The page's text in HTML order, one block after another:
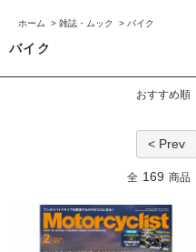
ホーム > 雑誌・ムック > バイク
バイク
おすすめ順
< Prev
全 169 商品